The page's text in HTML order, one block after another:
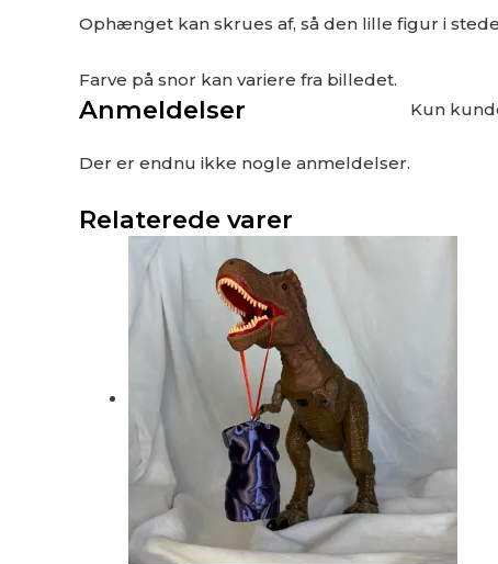
Ophænget kan skrues af, så den lille figur i
Farve på snor kan variere fra billedet.
Anmeldelser
Der er endnu ikke nogle anmeldelser.
Kun
Relaterede varer